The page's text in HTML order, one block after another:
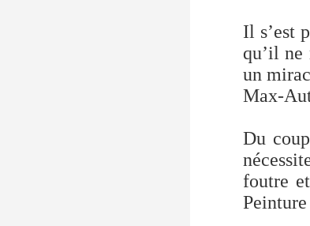
Il s’est
qu’il
un
Max-
Du
foutre